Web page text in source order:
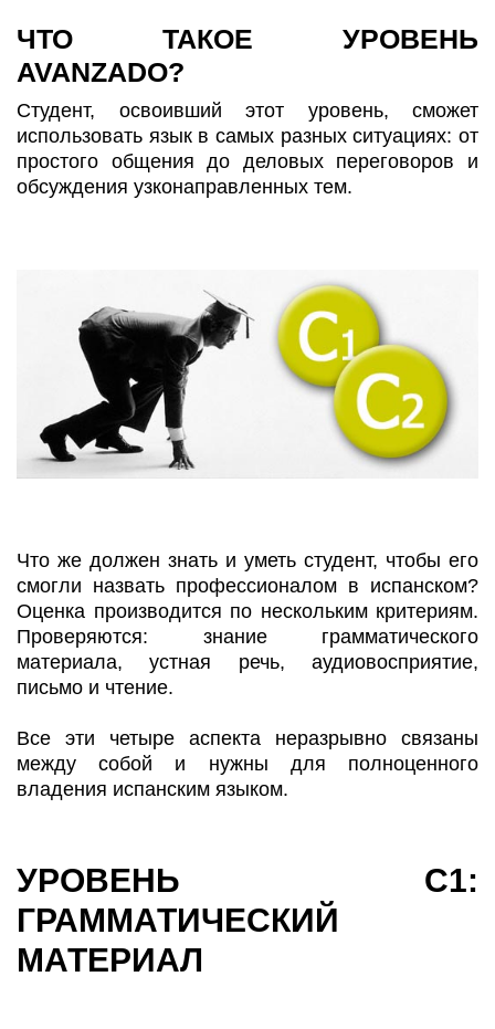
ЧТО ТАКОЕ УРОВЕНЬ
AVANZADO?
Студент, освоивший этот уровень, сможет
использовать язык в самых разных ситуациях: от
простого общения до деловых переговоров и
обсуждения узконаправленных тем.
Что же должен знать и уметь студент, чтобы его
смогли назвать профессионалом в испанском?
Оценка производится по нескольким критериям.
Проверяются: знание грамматического
материала, устная речь, аудиовосприятие,
письмо и чтение.
Все эти четыре аспекта неразрывно связаны
между собой и нужны для полноценного
владения испанским языком.
УРОВЕНЬ С1:
ГРАММАТИЧЕСКИЙ
МАТЕРИАЛ